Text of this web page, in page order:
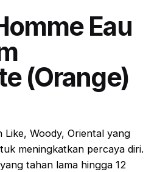
Eau
(Orange)
Like, Woody, Oriental yang
meningkatkan percaya diri.
tahan lama hingga 12